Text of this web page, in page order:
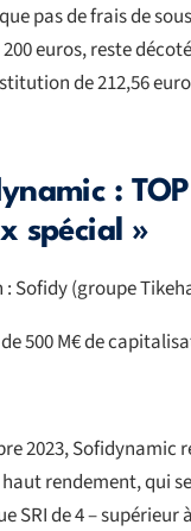
pas de frais de
euros, reste
de 212,56
:
spécial »
: Sofidy (groupe
500 M€ de
2023, Sofidynamic
rendement, qui
SRI de 4 – supérieur